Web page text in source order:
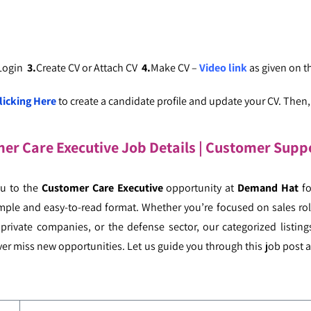
3.Create CV or Attach CV 4.Make CV –Video linkas given on
Hereto create a candidate profile and update your CV.
Care Executive Job Details | Customer
to the Customer Care Executiveopportunity at Demand Hat
and easy-to-read format. Whether you’re focused on sales
companies, or the defense sector, our categorized
miss new opportunities. Let us guide you through this job post